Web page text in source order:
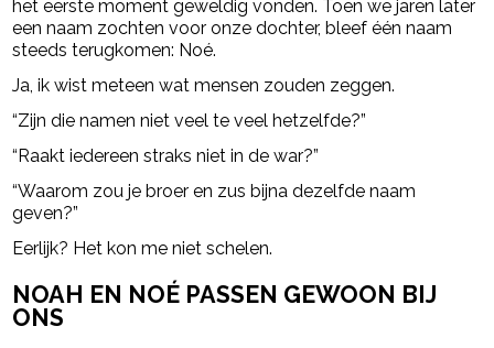
het eerste moment geweldig vonden. Toen we jaren later
een naam zochten voor onze dochter, bleef één naam
steeds terugkomen: Noé.
Ja, ik wist meteen wat mensen zouden zeggen.
“Zijn die namen niet veel te veel hetzelfde?”
“Raakt iedereen straks niet in de war?”
“Waarom zou je broer en zus bijna dezelfde naam
geven?”
Eerlijk? Het kon me niet schelen.
NOAH EN NOÉ PASSEN GEWOON BIJ
ONS